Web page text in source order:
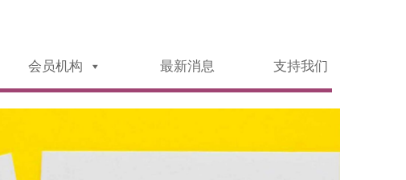
会员机构 最新消息 支持我们